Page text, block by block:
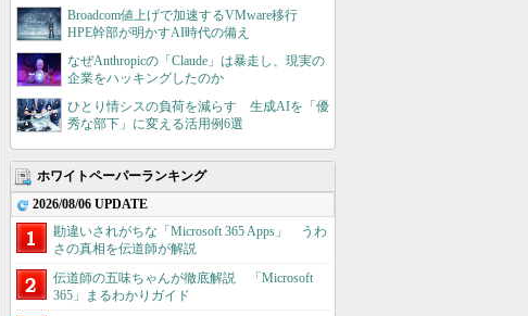
Broadcom値上げで加速するVMware移行
HPE幹部が明かすAI時代の備え
なぜAnthropicの「Claude」は暴走し、現実の
企業をハッキングしたのか
ひとり情シスの負荷を減らす 生成AIを「優
秀な部下」に変える活用例6選
ホワイトペーパーランキング
2026/08/06 UPDATE
勘違いされがちな「Microsoft 365 Apps」 うわ
さの真相を伝道師が解説
伝道師の五味ちゃんが徹底解説 「Microsoft
365」まるわかりガイド